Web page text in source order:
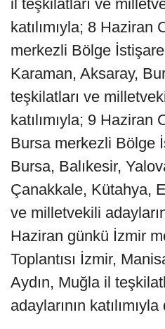
il teşkilatları ve
katılımıyla; 8
merkezli Bölge İstişare
Karaman, Aksaray,
teşkilatları ve
katılımıyla; 9 Haziran
Bursa merkezli Bölge
Bursa, Balıkesir,
Çanakkale, Kütahya,
ve milletvekili
Haziran günkü İzmir
Toplantısı İzmir,
Aydın, Muğla il
adaylarının